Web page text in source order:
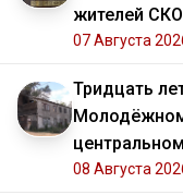
жителей
07 Августа
Тридцать
08 Августа